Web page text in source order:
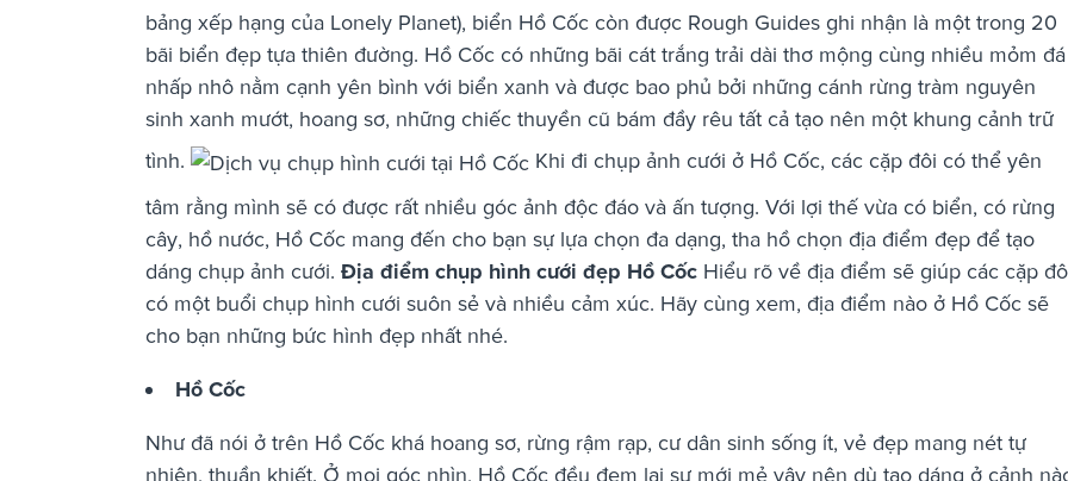
bảng xếp hạng của Lonely Planet), biển Hồ Cốc còn được Rough Guides ghi nhận là một trong 20
bãi biển đẹp tựa thiên đường. Hồ Cốc có những bãi cát trắng trải dài thơ mộng cùng nhiều mỏm đá
nhấp nhô nằm cạnh yên bình với biển xanh và được bao phủ bởi những cánh rừng tràm nguyên
sinh xanh mướt, hoang sơ, những chiếc thuyền cũ bám đầy rêu tất cả tạo nên một khung cảnh trữ
tình.
Khi đi chụp ảnh cưới ở Hồ Cốc, các cặp đôi có thể yên
tâm rằng mình sẽ có được rất nhiều góc ảnh độc đáo và ấn tượng. Với lợi thế vừa có biển, có rừng
cây, hồ nước, Hồ Cốc mang đến cho bạn sự lựa chọn đa dạng, tha hồ chọn địa điểm đẹp để tạo
dáng chụp ảnh cưới. Địa điểm chụp hình cưới đẹp Hồ Cốc Hiểu rõ về địa điểm sẽ giúp các cặp
có một buổi chụp hình cưới suôn sẻ và nhiều cảm xúc. Hãy cùng xem, địa điểm nào ở Hồ Cốc sẽ
cho bạn những bức hình đẹp nhất nhé.
Hồ Cốc
Như đã nói ở trên Hồ Cốc khá hoang sơ, rừng rậm rạp, cư dân sinh sống ít, vẻ đẹp mang nét tự
nhiên, thuần khiết. Ở mọi góc nhìn, Hồ Cốc đều đem lại sự mới mẻ vậy nên dù tạo dáng ở cảnh